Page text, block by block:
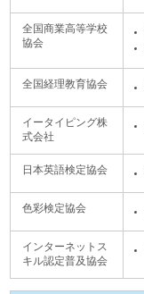
全国商業高等学校
協会
全国経理教育協会
イータイピング株
式会社
日本英語検定協会
色彩検定協会
インターネットス
キル認定普及協会